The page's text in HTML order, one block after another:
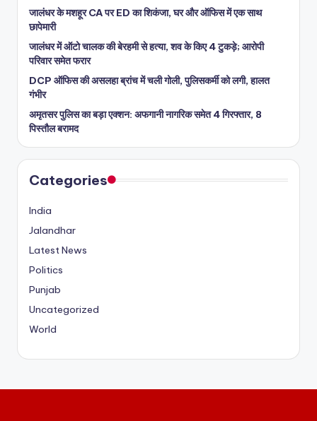
जालंधर के मशहूर CA पर ED का शिकंजा, घर और ऑफिस में एक साथ
छापेमारी
जालंधर में ऑटो चालक की बेरहमी से हत्या, शव के किए 4 टुकड़े; आरोपी
परिवार समेत फरार
DCP ऑफिस की असलहा ब्रांच में चली गोली, पुलिसकर्मी को लगी, हालत
गंभीर
अमृतसर पुलिस का बड़ा एक्शन: अफगानी नागरिक समेत 4 गिरफ्तार, 8
पिस्तौल बरामद
Categories
India
Jalandhar
Latest News
Politics
Punjab
Uncategorized
World